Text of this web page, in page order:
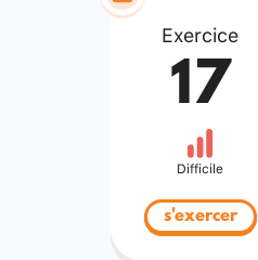
Exercice
17
Difficile
s'exercer